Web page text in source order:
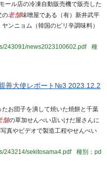
ール店の冷凍自動販売機で販売した
の老舗味噌屋である（有）新井武平
ンニョム（韓国のピリ辛調味料）
243091/news2023100602.pdf
種
善大使レポート№3 2023.12.2
お団子を潰して焼いた焼餅と千葉
舗の草加せんべい店いけだ屋さんに
真やビデオで製造工程やせんべい
243214/sekitosama4.pdf
種別：pd